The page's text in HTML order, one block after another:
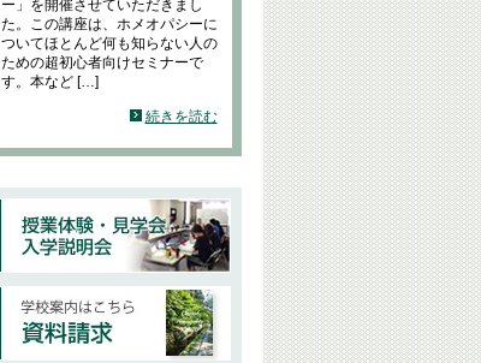
ー」を開催させていただきまし
た。この講座は、ホメオパシーに
ついてほとんど何も知らない人の
ための超初心者向けセミナーで
す。本など […]
続きを読む